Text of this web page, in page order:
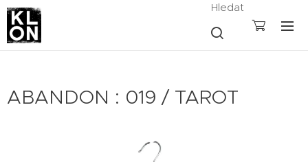
Hledat
ABANDON : 019 / TAROT